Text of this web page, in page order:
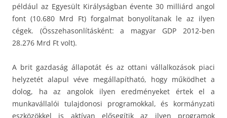
például az Egyesült Királyságban évente 30 milliárd angol
font (10.680 Mrd Ft) forgalmat bonyolítanak le az ilyen
cégek. (Összehasonlításként: a magyar GDP 2012-ben
28.276 Mrd Ft volt).
A brit gazdaság állapotát és az ottani vállalkozások piaci
helyzetét alapul véve megállapítható, hogy működhet a
dolog, ha az angolok ilyen eredményeket értek el a
munkavállalói tulajdonosi programokkal, és kormányzati
eszközökkel is aktívan elősegítik az ilyen programok